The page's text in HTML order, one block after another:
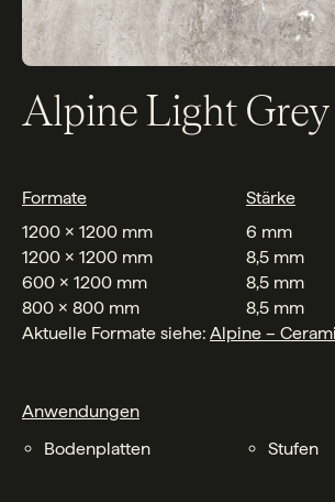
Alpine Light Grey
Formate Stärke
1200 x 1200 mm
6 mm
1200 x 1200 mm
8,5 mm
600 x 1200 mm
8,5 mm
800 x 800 mm
8,5 mm
Aktuelle Formate siehe: Alpine –
Anwendungen
Bodenplatten
Stufen